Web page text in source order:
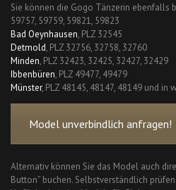
Sie können die Gogo Tänzerin ebenfalls
59757, 59759, 59821, 59823
Bad Oeynhausen, PLZ 32545
Detmold, PLZ 32756, 32758, 32760
Minden, PLZ 32423, 32425, 32427, 32429
Ibbenbüren, PLZ 49477, 49479
Münster, PLZ 48145, 48147, 48149 und in
Model unverbindlich anfragen!
Alternativ können Sie das Model auch
Button” buchen. Selbstverständlich